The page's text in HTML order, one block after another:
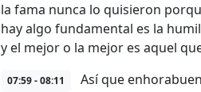
la fama nunca lo quisieron
hay algo fundamental es la
y el mejor o la mejor es aquel
07:59 - 08:11
Así que